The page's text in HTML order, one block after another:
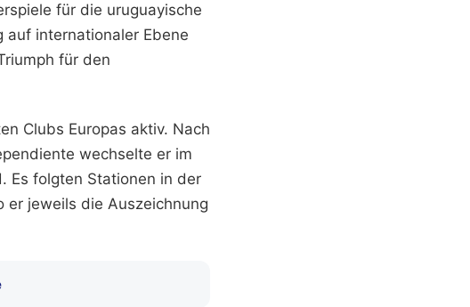
für die uruguayische
internationaler Ebene
für den
Clubs Europas aktiv. Nach
wechselte er im
Es folgten Stationen in der
er jeweils die Auszeichnung